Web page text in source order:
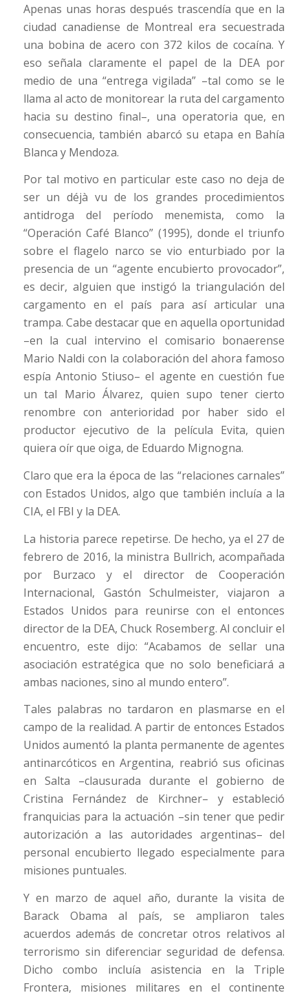
Apenas unas horas después trascendía que en la
ciudad canadiense de Montreal era secuestrada
una bobina de acero con 372 kilos de cocaína. Y
eso señala claramente el papel de la DEA por
medio de una “entrega vigilada” –tal como se le
llama al acto de monitorear la ruta del cargamento
hacia su destino final–, una operatoria que, en
consecuencia, también abarcó su etapa en Bahía
Blanca y Mendoza.
Por tal motivo en particular este caso no deja de
ser un déjà vu de los grandes procedimientos
antidroga del período menemista, como la
“Operación Café Blanco” (1995), donde el triunfo
sobre el flagelo narco se vio enturbiado por la
presencia de un “agente encubierto provocador”,
es decir, alguien que instigó la triangulación del
cargamento en el país para así articular una
trampa. Cabe destacar que en aquella oportunidad
–en la cual intervino el comisario bonaerense
Mario Naldi con la colaboración del ahora famoso
espía Antonio Stiuso– el agente en cuestión fue
un tal Mario Álvarez, quien supo tener cierto
renombre con anterioridad por haber sido el
productor ejecutivo de la película Evita, quien
quiera oír que oiga, de Eduardo Mignogna.
Claro que era la época de las “relaciones carnales”
con Estados Unidos, algo que también incluía a la
CIA, el FBI y la DEA.
La historia parece repetirse. De hecho, ya el 27 de
febrero de 2016, la ministra Bullrich, acompañada
por Burzaco y el director de Cooperación
Internacional, Gastón Schulmeister, viajaron a
Estados Unidos para reunirse con el entonces
director de la DEA, Chuck Rosemberg. Al concluir el
encuentro, este dijo: “Acabamos de sellar una
asociación estratégica que no solo beneficiará a
ambas naciones, sino al mundo entero”.
Tales palabras no tardaron en plasmarse en el
campo de la realidad. A partir de entonces Estados
Unidos aumentó la planta permanente de agentes
antinarcóticos en Argentina, reabrió sus oficinas
en Salta –clausurada durante el gobierno de
Cristina Fernández de Kirchner– y estableció
franquicias para la actuación –sin tener que pedir
autorización a las autoridades argentinas– del
personal encubierto llegado especialmente para
misiones puntuales.
Y en marzo de aquel año, durante la visita de
Barack Obama al país, se ampliaron tales
acuerdos además de concretar otros relativos al
terrorismo sin diferenciar seguridad de defensa.
Dicho combo incluía asistencia en la Triple
Frontera, misiones militares en el continente